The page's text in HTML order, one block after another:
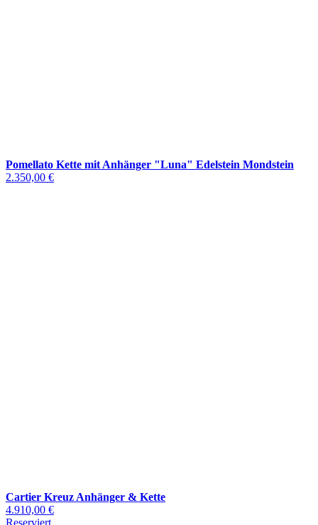
Pomellato Kette mit Anhänger "Luna" Edelstein Mondstein
2.350,00 €
Cartier Kreuz Anhänger & Kette
4.910,00 €